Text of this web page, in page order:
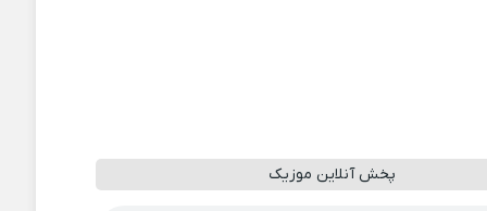
پخش آنلاین موزیک